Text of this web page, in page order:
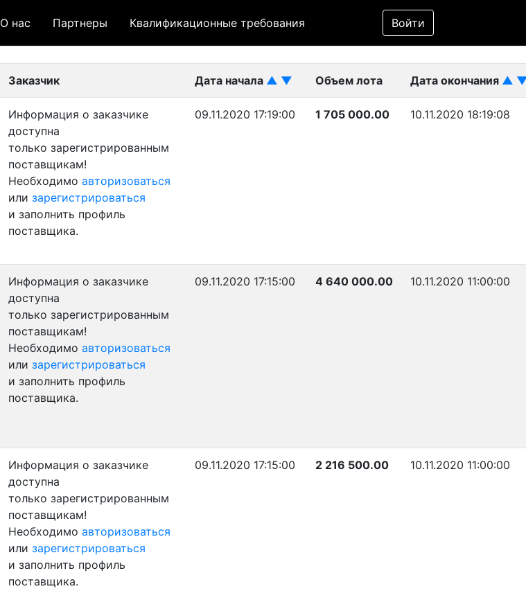
О нас Партнеры Квалификационные требования Войти
Фильтр
Заказчик Дата начала ▲ ▼ Объем лота Дата окончания ▲
Информация о заказчике
доступна
только зарегистрированным
поставщикам!
Необходимо авторизоваться
или зарегистрироваться
и заполнить профиль
поставщика.
09.11.2020 17:19:00 1 705 000.00 10.11.2020 18:19:08
Информация о заказчике
доступна
только зарегистрированным
поставщикам!
Необходимо авторизоваться
или зарегистрироваться
и заполнить профиль
поставщика.
09.11.2020 17:15:00 4 640 000.00 10.11.2020 11:00:00
Информация о заказчике
доступна
только зарегистрированным
поставщикам!
Необходимо авторизоваться
или зарегистрироваться
и заполнить профиль
поставщика.
09.11.2020 17:15:00 2 216 500.00 10.11.2020 11:00:00